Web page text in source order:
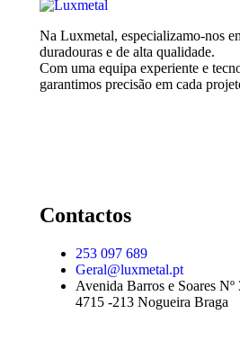
Na Luxmetal, especializamo-nos
duradouras e de alta qualidade.
Com uma equipa experiente e
garantimos precisão em cada
Contactos
253 097 689
Geral@luxmetal.pt
Avenida Barros e Soares Nº
4715 -213 Nogueira Braga